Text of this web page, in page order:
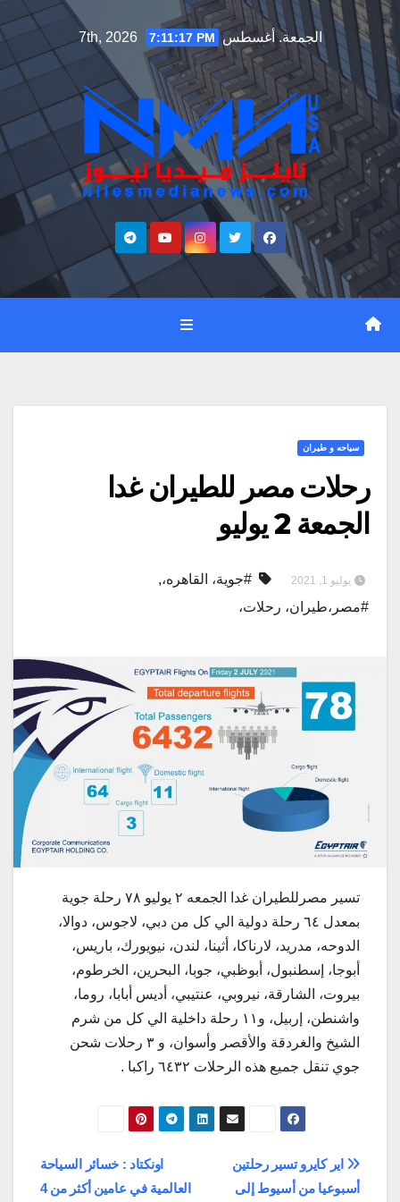
Skip
to
content
الجمعة. أغسطس 7th, 2026 7:11:18 PM
سياحه و طيران
رحلات مصر للطيران غدا
الجمعة 2 يوليو
يوليو 1, 2021 #جوية، القاهره،,
#مصر،طيران، رحلات،
تسير مصرللطيران غدا الجمعه ٢ يوليو ٧٨ رحلة جوية
بمعدل ٦٤ رحلة دولية الي كل من دبي، لاجوس، دوالا،
الدوحه، مدريد، لارناكا، أثينا، لندن، نيويورك، باريس،
أبوجا، إسطنبول، أبوظبي، جوبا، البحرين، الخرطوم،
بيروت، الشارقة، نيروبي، عنتيبي، أديس أبابا، روما،
واشنطن، إربيل، و١١ رحلة داخلية الي كل من شرم
الشيخ والغردقة والأقصر وأسوان، و ٣ رحلات شحن
جوي تنقل جميع هذه الرحلات ٦٤٣٢ راكبا .
تصفّح
اونكتاد : خسائر السياحة
العالمية في عامين أكثر من 4
اير كايرو تسير رحلتين
أسبوعيا من أسيوط إلى